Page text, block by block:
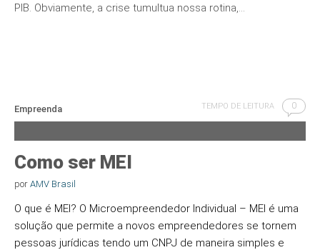
PIB. Obviamente, a crise tumultua nossa rotina,…
TEMPO DE LEITURA 0
Empreenda
Como ser MEI
por AMV Brasil
O que é MEI? O Microempreendedor Individual – MEI é uma
solução que permite a novos empreendedores se tornem
pessoas jurídicas tendo um CNPJ de maneira simples e